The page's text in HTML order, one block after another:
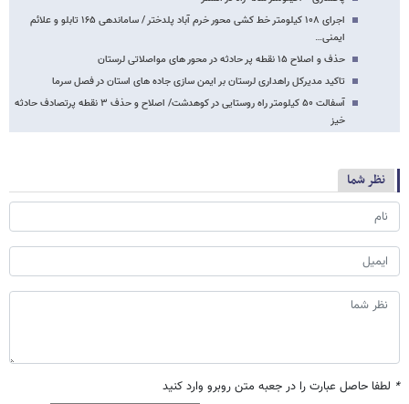
اجرای ۱۰۸ کیلومتر خط کشی محور خرم آباد پلدختر / ساماندهی ۱۶۵ تابلو و علائم
ایمنی…
حذف و اصلاح ۱۵ نقطه پر حادثه در محور های مواصلاتی لرستان
تاکید مدیرکل راهداری لرستان بر ایمن سازی جاده های استان در فصل سرما
آسفالت ۵۰ کیلومتر راه روستایی در کوهدشت/ اصلاح و حذف ۳ نقطه پرتصادف حادثه
خیز
نظر شما
* لطفا حاصل عبارت را در جعبه متن روبرو وارد کنید